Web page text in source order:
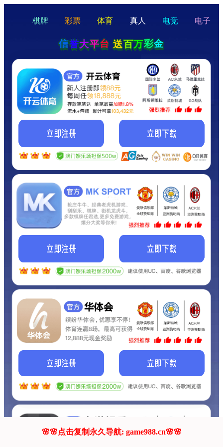
hello
Hey Guys!
我们即将上线啦...
我们的网站正在建设.
它将是非常棒的网站.
联系我们!